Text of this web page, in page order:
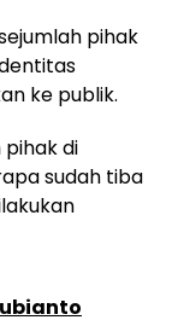
pihak
ke publik.
pihak di
sudah tiba